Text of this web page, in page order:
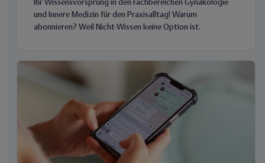
Ihr Wissensvorsprung in den Fachbereichen Gynäkologie
und Innere Medizin für den Praxisalltag! Warum
abonnieren? Weil Nicht-Wissen keine Option ist.